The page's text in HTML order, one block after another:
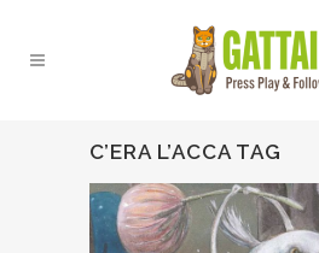
C’ERA L’ACCA TAG